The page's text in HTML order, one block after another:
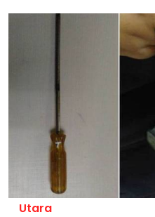
Utara